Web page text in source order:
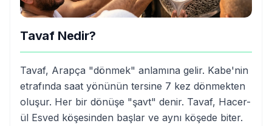
Tavaf Nedir?
Tavaf, Arapça "dönmek" anlamına gelir. Kabe'nin
etrafında saat yönünün tersine 7 kez dönmekten
oluşur. Her bir dönüşe "şavt" denir. Tavaf, Hacer-
ül Esved köşesinden başlar ve aynı köşede biter.